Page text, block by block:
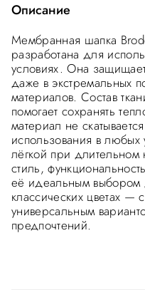
Описание
Мембранная шапка
разработана для
условиях. Она
даже в экстремальных
материалов. Состав
помогает сохранять
материал не
использования в любых
лёгкой при
стиль,
её идеальным выбором
классических цветах
универсальным
предпочтений.